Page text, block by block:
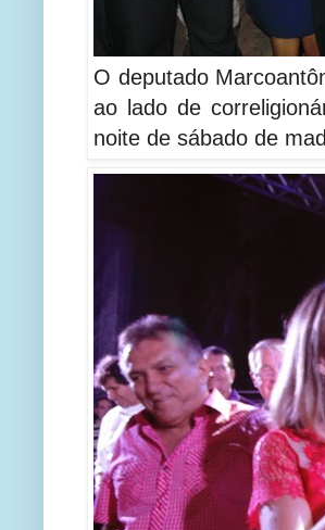
O deputado
ao lado de
noite de sábado de